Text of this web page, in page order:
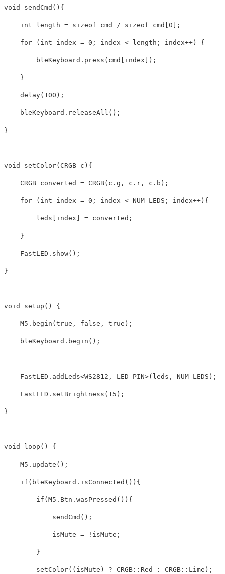
void sendCmd (){
int length = sizeof cmd / sizeof cmd 0 ];
for ( int index = 0 ; index < length ; index++ ) {
bleKeyboard . press ( cmd index ]);
}
delay( 100 );
bleKeyboard . releaseAll ();
}
void setColor( CRGB c ){
CRGB converted = CRGB( c . g , c . r , c . b );
for ( int index = 0 ; index < NUM_LEDS ; index++ ){
leds index = converted ;
}
FastLED . show();
}
void setup () {
M5 . begin ( true , false , true );
bleKeyboard . begin ();
FastLED . addLeds<WS2812 , LED_PIN>( leds , NUM_LEDS );
FastLED . setBrightness ( 15 );
}
void loop () {
M5 . update ();
if ( bleKeyboard . isConnected ()){
if ( M5 . Btn . wasPressed ()){
sendCmd ();
isMute = ! isMute ;
}
setColor(( isMute ) ? CRGB :: Red : CRGB :: Lime );